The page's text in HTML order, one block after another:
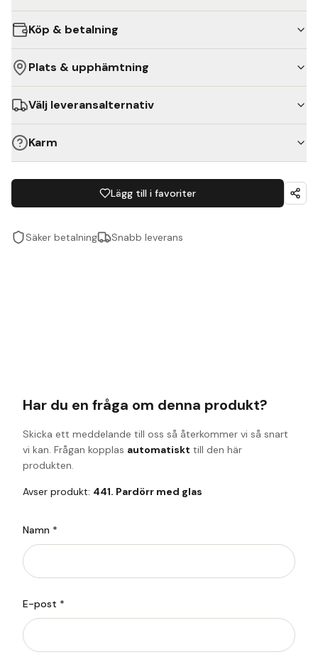
Köp & betalning
Plats & upphämtning
Välj leveransalternativ
Karm
Lägg till i favoriter
Säker betalning Snabb leverans
Har du en fråga om denna produkt?
Skicka ett meddelande till oss så återkommer vi så snart
vi kan. Frågan kopplas automatiskt till den här
produkten.
Avser produkt: 441. Pardörr med glas
Namn *
E-post *